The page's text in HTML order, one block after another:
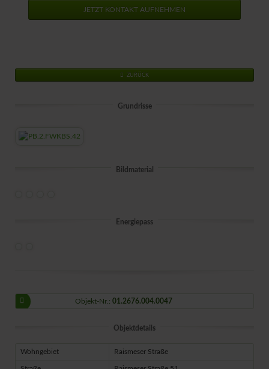
JETZT KONTAKT AUFNEHMEN
ZURÜCK
Grundrisse
Bildmaterial
Energiepass
Objekt-Nr.:01.2676.004.0047
Objektdetails
Wohngebiet Raismeser Straße